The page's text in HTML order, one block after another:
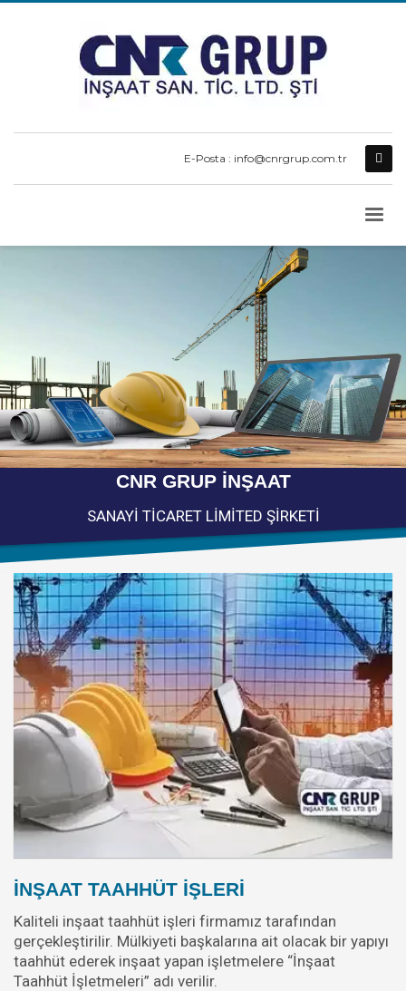
E-Posta : info@cnrgrup.com.tr
CNR GRUP İNŞAAT
SANAYİ TİCARET LİMİTED ŞİRKETİ
İNŞAAT TAAHHÜT İŞLERİ
Kaliteli inşaat taahhüt işleri firmamız tarafından
gerçekleştirilir. Mülkiyeti başkalarına ait olacak bir yapıyı
taahhüt ederek inşaat yapan işletmelere “İnşaat
Taahhüt İşletmeleri” adı verilir.